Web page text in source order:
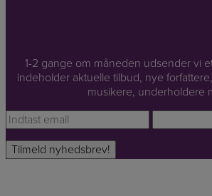
1-2 gange om måneden udsender vi
indeholder aktuelle tilbud, nye
musikere, underholdere